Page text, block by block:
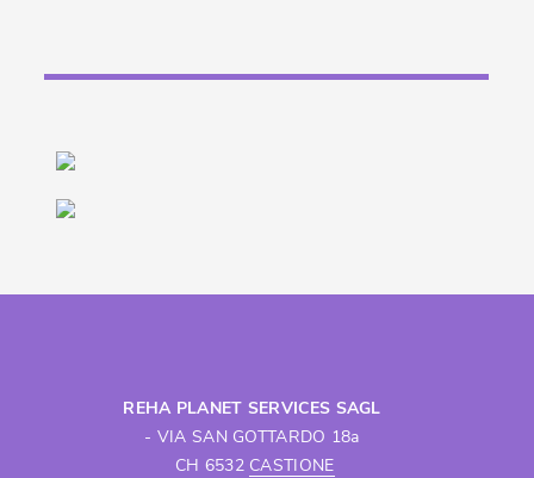
REHA PLANET SERVICES SAGL
- VIA SAN GOTTARDO 18a
CH 6532 CASTIONE